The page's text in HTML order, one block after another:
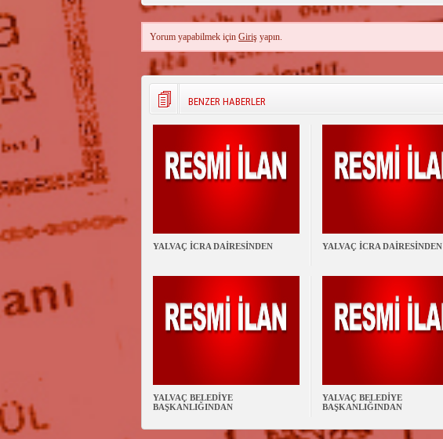
Yorum yapabilmek içinGiriş yapın.
BENZER HABERLER
YALVAÇ İCRA DAİRESİNDEN YALVAÇ İCRA DAİRESİNDEN
YALVAÇ BELEDİYE
BAŞKANLIĞINDAN
YALVAÇ BELEDİYE
BAŞKANLIĞINDAN